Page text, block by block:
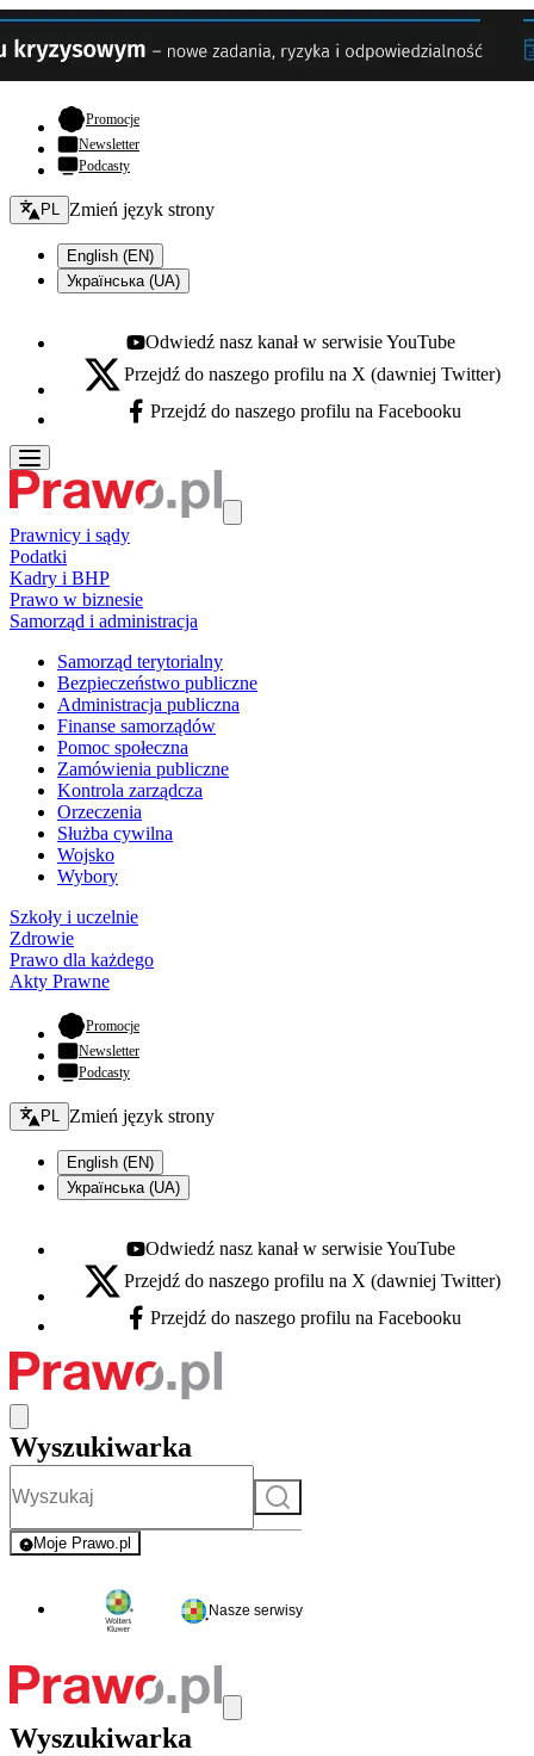
Promocje- otwiera się w nowej karcie
Newsletter
Podcasty
Zmień język - bieżący:
PL Zmień język strony
English (EN)
Українська (UA)
Youtube - otwiera się w nowej karcie
Odwiedź nasz kanał w serwisie YouTube
X - otwiera się w nowej karcie
Przejdź do naszego profilu na X (dawniej Twitter)
Facebook - otwiera się w nowej karcie
Przejdź do naszego profilu na Facebooku
Prawnicy i sądy
Podatki
Kadry i BHP
Prawo w biznesie
Samorząd i administracja
Samorząd terytorialny
Bezpieczeństwo publiczne
Administracja publiczna
Finanse samorządów
Pomoc społeczna
Zamówienia publiczne
Kontrola zarządcza
Orzeczenia
Służba cywilna
Wojsko
Wybory
Szkoły i uczelnie
Zdrowie
Prawo dla każdego
Akty Prawne
Promocje- otwiera się w nowej karcie
Newsletter
Podcasty
Zmień język - bieżący:
PL Zmień język strony
English (EN)
Українська (UA)
Youtube - otwiera się w nowej karcie
Odwiedź nasz kanał w serwisie YouTube
X - otwiera się w nowej karcie
Przejdź do naszego profilu na X (dawniej Twitter)
Facebook - otwiera się w nowej karcie
Przejdź do naszego profilu na Facebooku
Wyszukiwarka
Szukaj
Moje Prawo.pl
- rejestracja i logowanie do serwisu
Nasze serwisy
Wyszukiwarka